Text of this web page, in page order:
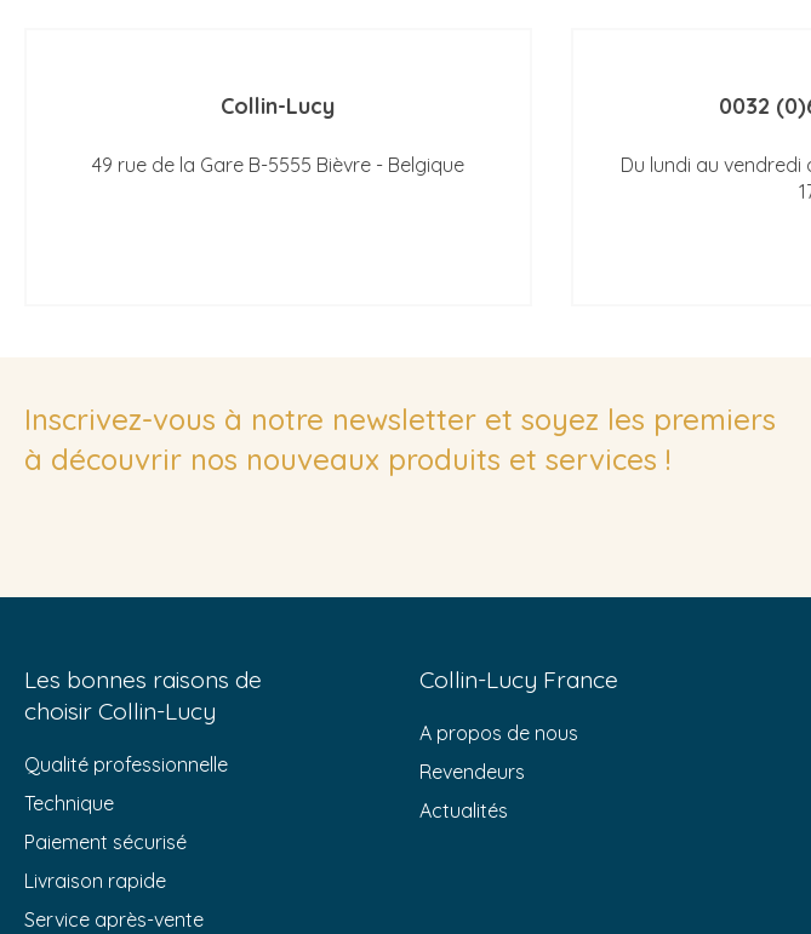
Collin-Lucy
49 rue de la Gare B-5555 Bièvre - Belgique
0032
Du lundi au vendredi
Inscrivez-vous à notre newsletter et soyez les premiers
à découvrir nos nouveaux produits et services !
Les bonnes raisons de
choisir Collin-Lucy
Qualité professionnelle
Technique
Paiement sécurisé
Livraison rapide
Service après-vente
Collin-Lucy France
A propos de nous
Revendeurs
Actualités